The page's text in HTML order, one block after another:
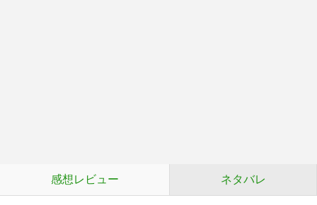
感想レビュー ネタバレ